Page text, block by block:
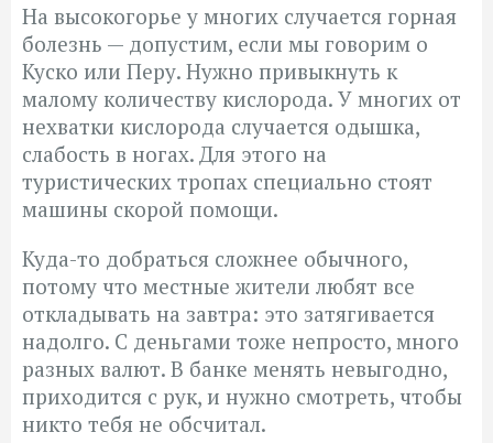
На высокогорье у многих случается горная
болезнь — допустим, если мы говорим о
Куско или Перу. Нужно привыкнуть к
малому количеству кислорода. У многих от
нехватки кислорода случается одышка,
слабость в ногах. Для этого на
туристических тропах специально стоят
машины скорой помощи.
Куда-то добраться сложнее обычного,
потому что местные жители любят все
откладывать на завтра: это затягивается
надолго. С деньгами тоже непросто, много
разных валют. В банке менять невыгодно,
приходится с рук, и нужно смотреть, чтобы
никто тебя не обсчитал.